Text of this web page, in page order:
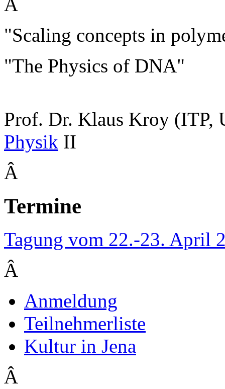
"Scaling concepts in
"The Physics of DNA"
Prof. Dr. Klaus Kroy (ITP,
Physik II
Â
Termine
Tagung vom 22.-23. April
Â
Anmeldung
Teilnehmerliste
Kultur in Jena
Â